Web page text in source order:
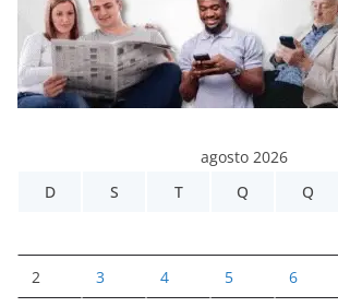
agosto 2026
D
S T Q Q
2 3 4 5 6